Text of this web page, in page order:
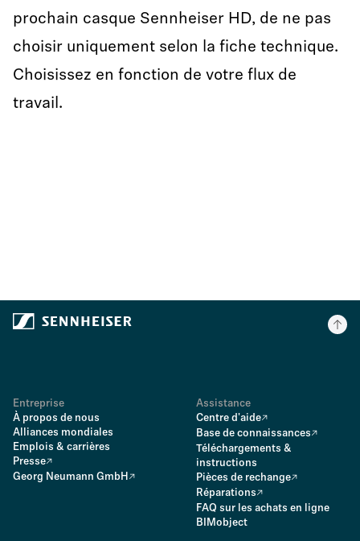
prochain casque Sennheiser HD, de ne pas
choisir uniquement selon la fiche technique.
Choisissez en fonction de votre flux de
travail.
Entreprise
À propos de nous
Alliances mondiales
Emplois & carrières
Presse
Georg Neumann GmbH
Assistance
Centre d'aide
Base de connaissances
Téléchargements &
instructions
Pièces de rechange
Réparations
FAQ sur les achats en ligne
BIMobject